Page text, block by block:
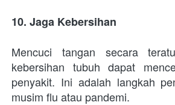
10. Jaga Kebersihan
Mencuci tangan secara
kebersihan tubuh dapat
penyakit. Ini adalah langkah
musim flu atau pandemi.